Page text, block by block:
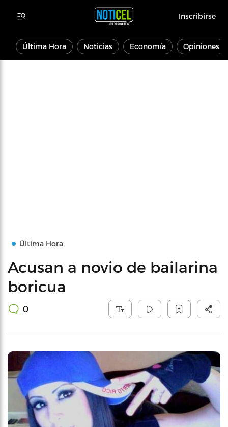
Inscribirse
Última Hora Noticias Economía Opiniones
Última Hora
Acusan a novio de bailarina
boricua
0